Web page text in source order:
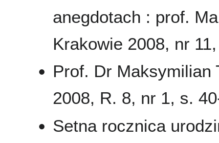
anegdotach : prof.
Krakowie 2008, nr
Prof. Dr Maksymilian
2008, R. 8, nr 1, s.
Setna rocznica